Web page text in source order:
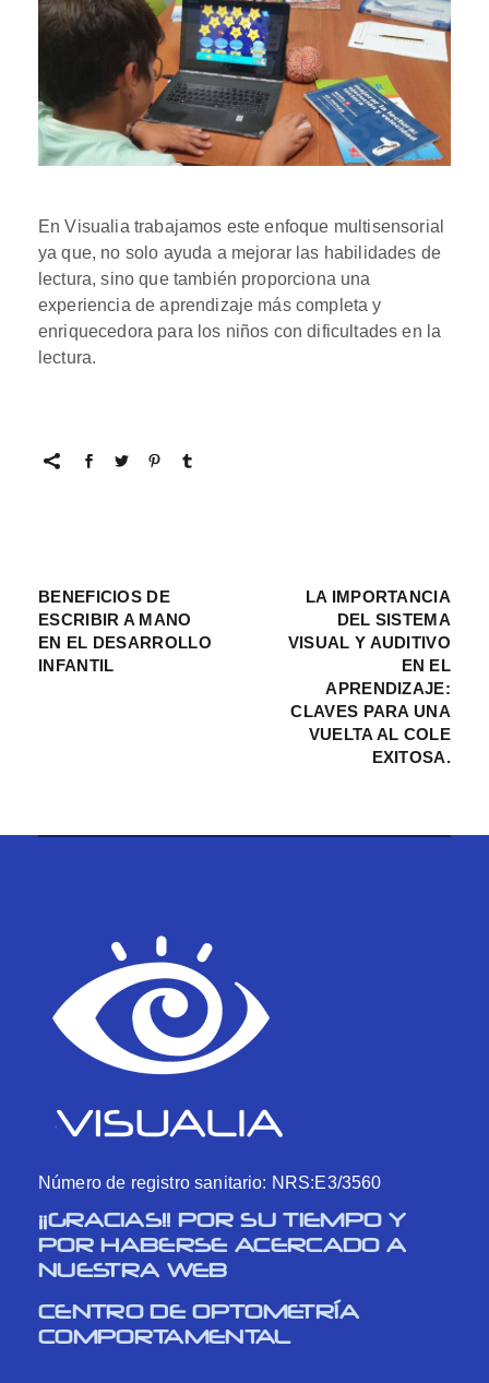
En Visualia trabajamos este enfoque multisensorial
ya que, no solo ayuda a mejorar las habilidades de
lectura, sino que también proporciona una
experiencia de aprendizaje más completa y
enriquecedora para los niños con dificultades en la
lectura.
BENEFICIOS DE
ESCRIBIR A MANO
EN EL DESARROLLO
INFANTIL
LA IMPORTANCIA
DEL SISTEMA
VISUAL Y AUDITIVO
EN EL
APRENDIZAJE:
CLAVES PARA UNA
VUELTA AL COLE
EXITOSA.
Número de registro sanitario: NRS:E3/3560
¡¡GRACIAS!! POR SU TIEMPO Y
POR HABERSE ACERCADO A
NUESTRA WEB
CENTRO DE OPTOMETRÍA
COMPORTAMENTAL